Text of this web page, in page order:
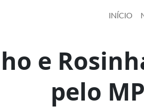
INÍCIO
e
pelo MP